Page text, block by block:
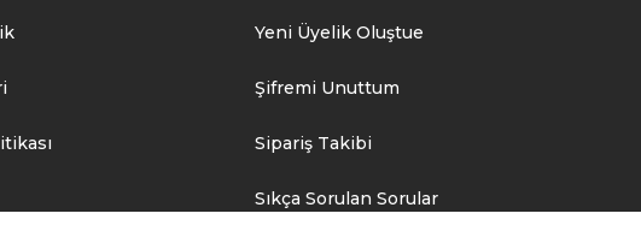
Yeni Üyelik Oluştue
Şifremi Unuttum
Sipariş Takibi
Sıkça Sorulan Sorular